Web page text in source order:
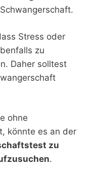
Stress oder
zu
Daher solltest
ohne
könnte es an der
zu
.